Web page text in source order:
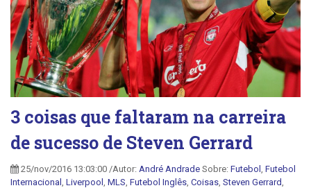
3 coisas que faltaram na carreira
de sucesso de Steven Gerrard
25/nov/2016 13:03:00 /Autor: André Andrade Sobre: Futebol Futebol
Internacional Liverpool MLS Futebol Inglês Coisas Steven Gerrard